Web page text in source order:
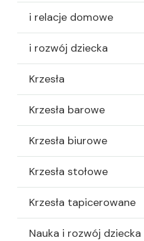
i relacje domowe
i rozwój dziecka
Krzesła
Krzesła barowe
Krzesła biurowe
Krzesła stołowe
Krzesła tapicerowane
Nauka i rozwój dziecka